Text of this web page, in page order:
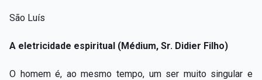
São Luís
A eletricidade espiritual (Médium, Sr. Didier Filho)
O homem é, ao mesmo tempo, um ser muito singular e